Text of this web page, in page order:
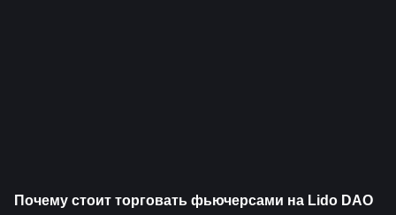
Почему стоит торговать фьючерсами на Lido DAO